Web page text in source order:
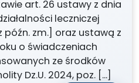
art. 26 ustawy z dnia
leczniczej
późn. zm.] oraz ustawą z
o świadczeniach
ze środków
Dz.U. 2024, poz. […]